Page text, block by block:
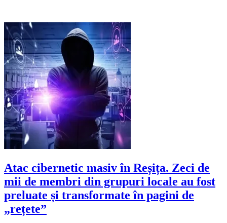
Atac cibernetic masiv în Reșița. Zeci de
mii de membri din grupuri locale au fost
preluate și transformate în pagini de
„rețete”